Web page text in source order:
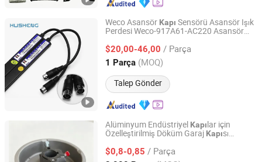
Weco Asansör Kapı Sensörü Asansör Işık
Perdesi Weco-917A61-AC220 Asansör
$20,00-46,00 / Parça
1 Parça (MOQ)
Talep Gönder
Husheng Lift Parts Co., Ltd.
Shaanxi, China Fiyat 2022
Alüminyum Endüstriyel Kapı lar için
Özelleştirilmiş Döküm Garaj Kapısı
$0,8-0,85 / Parça
Chizhou Zhongshi Auto Parts Co., Ltd.